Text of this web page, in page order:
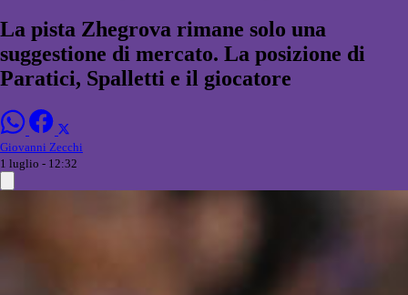
La pista Zhegrova rimane solo una
suggestione di mercato. La posizione di
Paratici, Spalletti e il giocatore
Giovanni Zecchi
1 luglio - 12:32